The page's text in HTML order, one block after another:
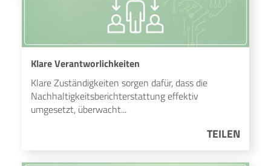
Klare Verantworlichkeiten
Klare Zuständigkeiten sorgen dafür, dass die
Nachhaltigkeitsberichterstattung effektiv
umgesetzt, überwacht...
TEILEN